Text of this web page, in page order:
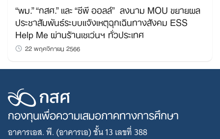
“พม.” “กสศ.” และ “ซีพี ออลล์” ลงนาม MOU ขยายผล
ประชาสัมพันธ์ระบบแจ้งเหตุฉุกเฉินทางสังคม ESS
Help Me ผ่านร้านเซเว่นฯ ทั่วประเทศ
22 พฤศจิกายน 2566
กองทุนเพื่อความเสมอภาคทางการศึกษา
อาคารเอส. พี. (อาคารเอ) ชั้น 13 เลขที่ 388